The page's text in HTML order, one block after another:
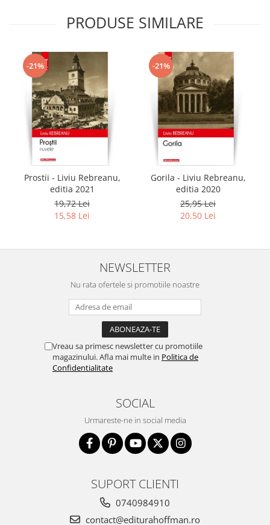
PRODUSE SIMILARE
-21%
Prostii - Liviu Rebreanu,
editia 2021
19,72 Lei
15,58 Lei
-21%
Gorila - Liviu Rebreanu,
editia 2020
25,95 Lei
20,50 Lei
NEWSLETTER
Nu rata ofertele si promotiile noastre
Vreau sa primesc newsletter cu promotiile
magazinului. Afla mai multe in Politica de
Confidentialitate
SOCIAL
Urmareste-ne in social media
SUPORT CLIENTI
0740984910
contact@editurahoffman.ro